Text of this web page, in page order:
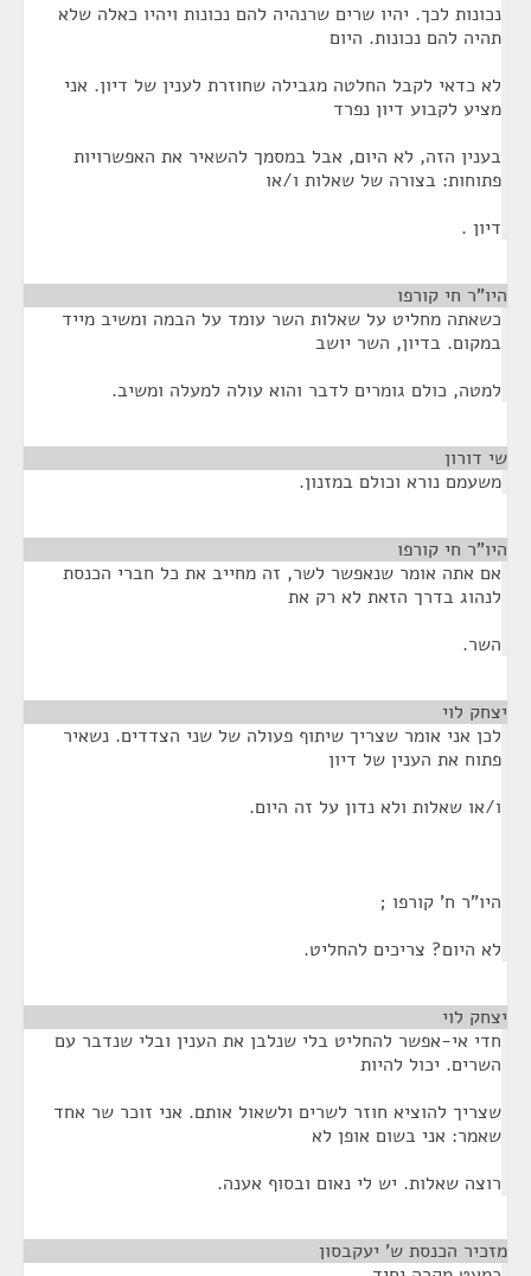
נכונות לכך. יהיו שרים שרנהיה להם נכונות ויהיו כאלה שלא
תהיה להם נכונות. היום
לא כדאי לקבל החלטה מגבילה שחוזרת לענין של דיון. אני
מציע לקבוע דיון נפרד
בענין הזה, לא היום, אבל במסמך להשאיר את האפשרויות
פתוחות: בצורה של שאלות ו/או
דיון .
היו"ר חי קורפו
כשאתה מחליט על שאלות השר עומד על הבמה ומשיב מייד
במקום. בדיון, השר יושב
למטה, כולם גומרים לדבר והוא עולה למעלה ומשיב.
שי דורון
משעמם נורא וכולם במזנון.
היו"ר חי קורפו
אם אתה אומר שנאפשר לשר, זה מחייב את כל חברי הכנסת
לנהוג בדרך הזאת לא רק את
השר.
יצחק לוי
לכן אני אומר שצריך שיתוף פעולה של שני הצדדים. נשאיר
פתוח את הענין של דיון
ו/או שאלות ולא נדון על זה היום.
היו"ר ח' קורפו ;
לא היום? צריכים להחליט.
יצחק לוי
חדי אי-אפשר להחליט בלי שנלבן את הענין ובלי שנדבר עם
השרים. יכול להיות
שצריך להוציא חוזר לשרים ולשאול אותם. אני זוכר שר אחד
שאמר: אני בשום אופן לא
רוצה שאלות. יש לי נאום ובסוף אענה.
מזכיר הכנסת ש' יעקבסון